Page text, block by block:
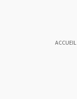
ACCUEIL